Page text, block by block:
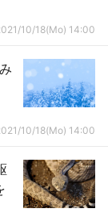
10/18(Mo) 14:00
10/18(Mo) 14:00